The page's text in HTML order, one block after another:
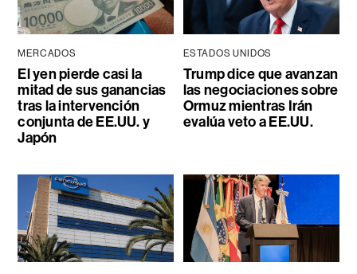
MERCADOS
El yen pierde casi la
mitad de sus ganancias
tras la intervención
conjunta de EE.UU. y
Japón
ESTADOS UNIDOS
Trump dice que avanzan
las negociaciones sobre
Ormuz mientras Irán
evalúa veto a EE.UU.